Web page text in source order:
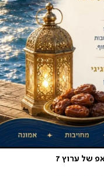
של ערוץ 7